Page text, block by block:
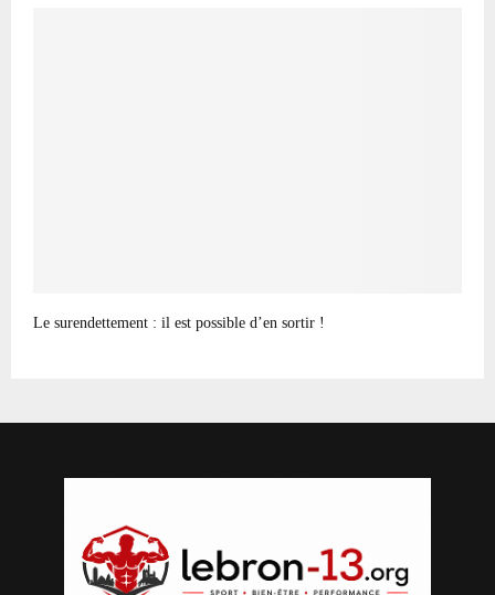
Le surendettement : il est possible d’en sortir !